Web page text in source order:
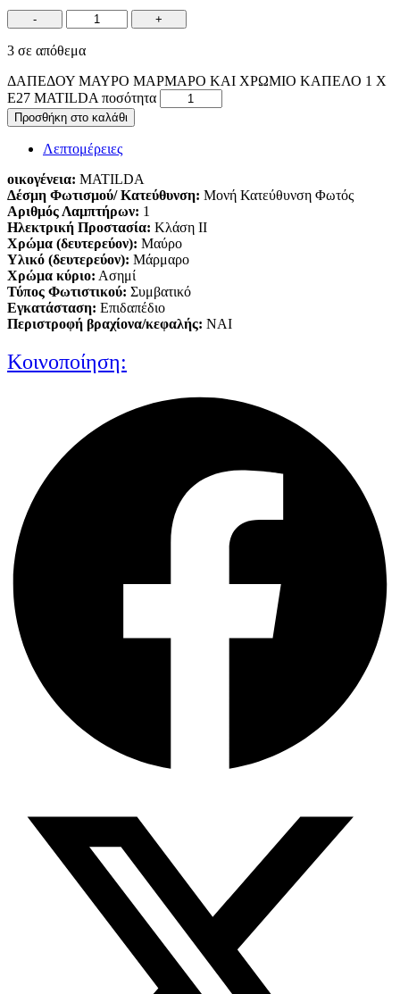
- +
3 σε απόθεμα
ΔΑΠΕΔΟΥ ΜΑΥΡΟ ΜΑΡΜΑΡΟ ΚΑΙ ΧΡΩΜΙΟ ΚΑΠΕΛΟ 1 Χ
Ε27 MATILDA ποσότητα
Προσθήκη στο καλάθι
Λεπτομέρειες
οικογένεια: MATILDA
Δέσμη Φωτισμού/ Κατεύθυνση: Μονή Κατεύθυνση Φωτός
Αριθμός Λαμπτήρων: 1
Ηλεκτρική Προστασία: Κλάση ΙΙ
Χρώμα (δευτερεύον): Μαύρο
Υλικό (δευτερεύον): Μάρμαρο
Xρώμα κύριο: Ασημί
Τύπος Φωτιστικού: Συμβατικό
Εγκατάσταση: Επιδαπέδιο
Περιστροφή βραχίονα/κεφαλής: ΝΑΙ
Κοινοποίηση: